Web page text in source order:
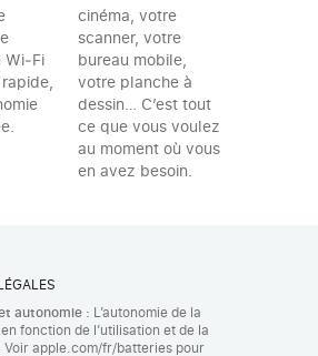
cinéma, votre
scanner, votre
bureau mobile,
votre planche à
dessin… C’est tout
ce que vous voulez
au moment où vous
en avez besoin.
autonomie : L’autonomie de la
fonction de l’utilisation et de la
apple.com/fr/batteries pour